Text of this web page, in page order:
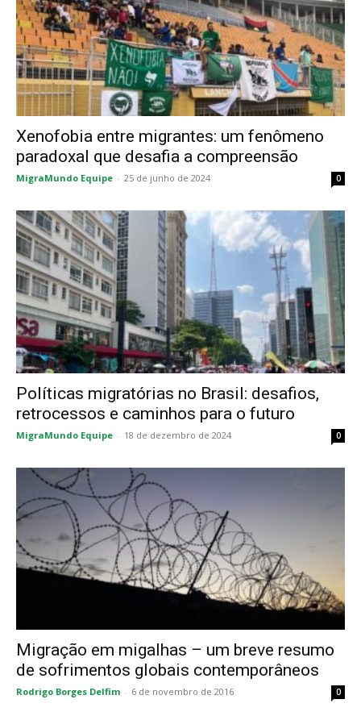
Xenofobia entre migrantes: um fenômeno
paradoxal que desafia a compreensão
MigraMundo Equipe - 25 de junho de 2024 0
Políticas migratórias no Brasil: desafios,
retrocessos e caminhos para o futuro
MigraMundo Equipe - 18 de dezembro de 2024 0
Migração em migalhas – um breve resumo
de sofrimentos globais contemporâneos
Rodrigo Borges Delfim - 6 de novembro de 2016 0